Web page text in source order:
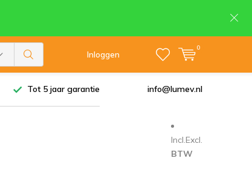
Inloggen
0
Tot 5 jaar garantie info@lumev.nl
Incl. Excl.
BTW